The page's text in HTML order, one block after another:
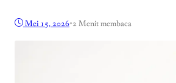
Mei 15, 2026•2 Menit membaca